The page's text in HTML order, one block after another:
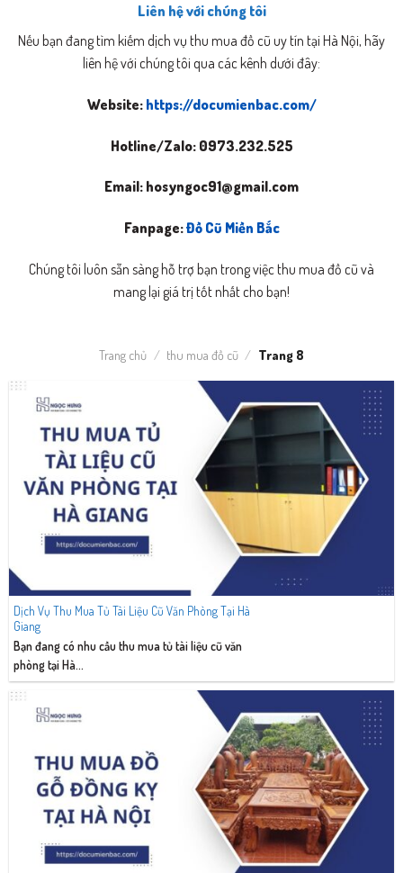
Liên hệ với chúng tôi
Nếu bạn đang tìm kiếm dịch vụ thu mua đồ cũ uy tín tại Hà Nội, hãy
liên hệ với chúng tôi qua các kênh dưới đây:
Website:https://documienbac.com/
Hotline/Zalo: 0973.232.525
Email: hosyngoc91@gmail.com
Fanpage:Đồ Cũ Miền Bắc
Chúng tôi luôn sẵn sàng hỗ trợ bạn trong việc thu mua đồ cũ và
mang lại giá trị tốt nhất cho bạn!
Trang chủ / thu mua đồ cũ / Trang 8
Dịch Vụ Thu Mua Tủ Tài Liệu Cũ Văn Phòng Tại Hà
Giang
Bạn đang có nhu cầu thu mua tủ tài liệu cũ văn
phòng tại Hà...